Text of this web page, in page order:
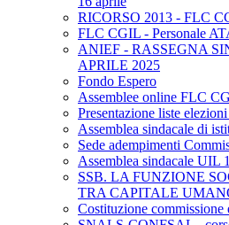
RICORSO 2013 - FLC
FLC CGIL - Personale
ANIEF - RASSEGNA
APRILE 2025
Fondo Espero
Assemblee online FLC
Presentazione liste
Assemblea sindacale di
Sede adempimenti
Assemblea sindacale UIL
SSB. LA FUNZIONE
TRA CAPITALE
Costituzione commissione